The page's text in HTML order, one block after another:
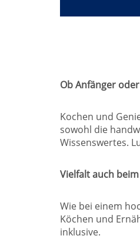
Ob Anfänger
Kochen und
sowohl die
Wissenswertes.
Vielfalt auch
Wie bei einem
Köchen und
inklusive.